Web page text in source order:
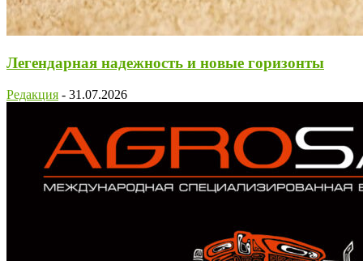
Легендарная надежность и новые горизонты
Редакция - 31.07.2026